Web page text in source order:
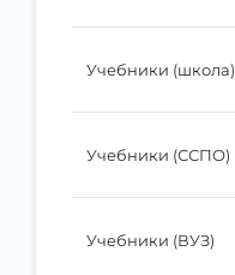
Учебники (школа)
Учебники (ССПО)
Учебники (ВУЗ)